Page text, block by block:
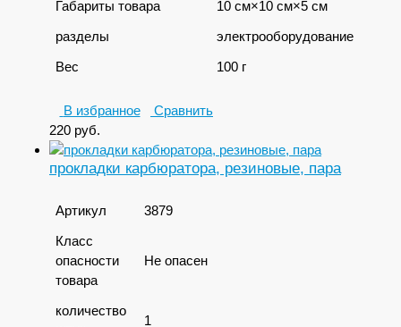
Габариты товара
10 см×10 см×5 см
разделы
электрооборудование
Вес
100 г
В избранное
Сравнить
220 руб.
прокладки карбюратора, резиновые, пара
Артикул
3879
Класс
опасности
товара
Не опасен
количество
1